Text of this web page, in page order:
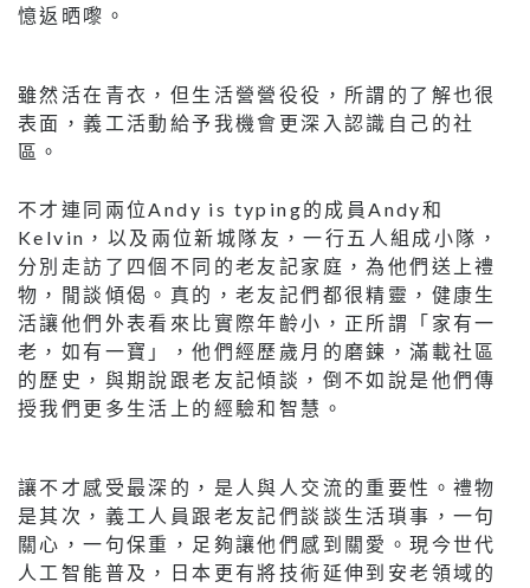
憶返晒嚟。
雖然活在青衣，但生活營營役役，所謂的了解也很
表面，義工活動給予我機會更深入認識自己的社
區。
不才連同兩位Andy is typing的成員Andy和
Kelvin，以及兩位新城隊友，一行五人組成小隊，
分別走訪了四個不同的老友記家庭，為他們送上禮
物，閒談傾偈。真的，老友記們都很精靈，健康生
活讓他們外表看來比實際年齡小，正所謂「家有一
老，如有一寶」，他們經歷歲月的磨鍊，滿載社區
的歷史，與期說跟老友記傾談，倒不如說是他們傳
授我們更多生活上的經驗和智慧。
讓不才感受最深的，是人與人交流的重要性。禮物
是其次，義工人員跟老友記們談談生活瑣事，一句
關心，一句保重，足夠讓他們感到關愛。現今世代
人工智能普及，日本更有將技術延伸到安老領域的